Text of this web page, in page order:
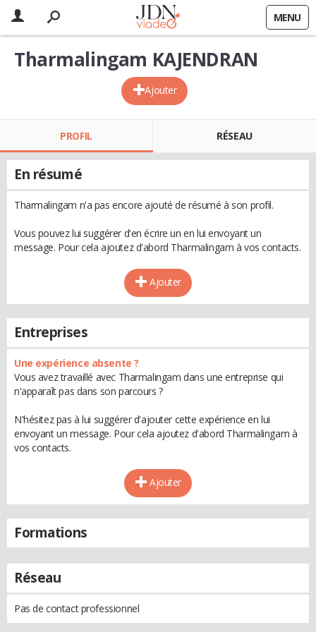
MENU
Ajouter
Tharmalingam KAJENDRAN
PROFIL RÉSEAU
En résumé
Tharmalingam n'a pas encore ajouté de résumé à son profil.
Vous pouvez lui suggérer d'en écrire un en lui envoyant un
message. Pour cela ajoutez d'abord Tharmalingam à vos contacts.
Ajouter
Entreprises
Une expérience absente ?
Vous avez travaillé avec Tharmalingam dans une entreprise qui
n'apparaît pas dans son parcours ?
N'hésitez pas à lui suggérer d'ajouter cette expérience en lui
envoyant un message. Pour cela ajoutez d'abord Tharmalingam à
vos contacts.
Ajouter
Formations
Réseau
Pas de contact professionnel